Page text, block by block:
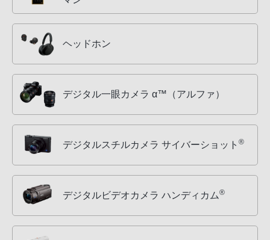
ヘッドホン
デジタル一眼カメラ α™（アルファ）
デジタルスチルカメラ サイバーショット ®
デジタルビデオカメラ ハンディカム®